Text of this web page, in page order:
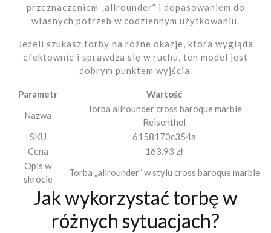
przeznaczeniem „allrounder” i dopasowaniem do
własnych potrzeb w codziennym użytkowaniu.
Jeżeli szukasz torby na różne okazje, która wygląda
efektownie i sprawdza się w ruchu, ten model jest
dobrym punktem wyjścia.
Parametr
Wartość
Nazwa
Torba allrounder cross baroque marble
Reisenthel
SKU
6158170c354a
Cena
163.93 zł
Opis w
skrócie
Torba „allrounder” w stylu cross baroque marble
Jak wykorzystać torbę w
różnych sytuacjach?